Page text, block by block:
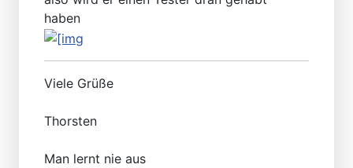
haben
Viele Grüße
Thorsten
Man lernt nie aus